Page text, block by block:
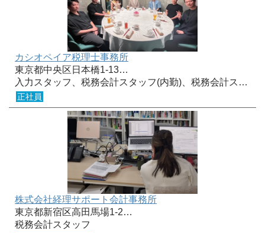
カシオペイア税理士事務所
東京都中央区日本橋1-13…
入力スタッフ、税務会計スタッフ(内勤)、税務会計ス…
正社員
株式会社経理サポート会計事務所
東京都新宿区高田馬場1-2…
税務会計スタッフ